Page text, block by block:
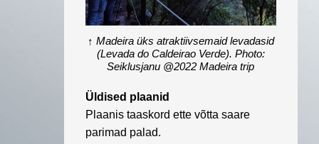
↑ Madeira üks atraktiivsemaid levadasid
(Levada do Caldeirao Verde). Photo:
Seiklusjanu @2022 Madeira trip
Üldised plaanid
Plaanis taaskord ette võtta saare
parimad palad.